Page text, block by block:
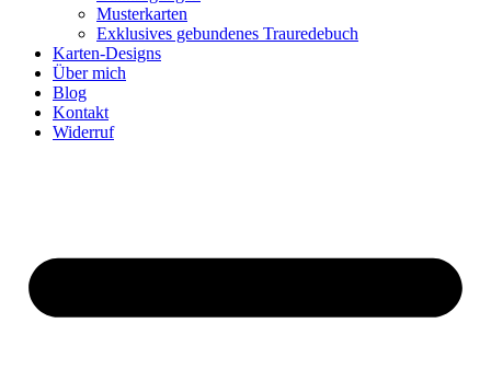
Musterkarten
Exklusives gebundenes Trauredebuch
Karten-Designs
Über mich
Blog
Kontakt
Widerruf